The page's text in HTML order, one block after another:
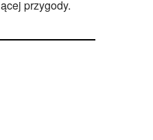
przygody.